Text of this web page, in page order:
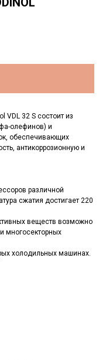
VDL 32 S состоит из
олефинов) и
обеспечивающих
антикоррозионную и
различной
сжатия достигает 220
веществ возможно
многосекторных
холодильных машинах.